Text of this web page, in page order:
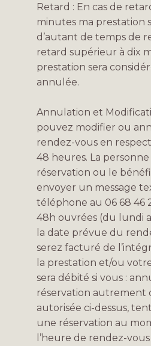
Retard : En cas de
minutes ma prestation
d’autant de temps de
retard supérieur à dix
prestation sera
annulée.
Annulation et
pouvez modifier ou
rendez-vous en
48 heures. La
réservation ou le
envoyer un message
téléphone au 06 68 46
48h ouvrées (du lundi
la date prévue du
serez facturé de
la prestation et/ou
sera débité si vous :
réservation autrement
autorisée ci-dessus,
une réservation au
l’heure de rendez-